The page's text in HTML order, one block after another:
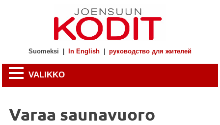
Suomeksi In English руководство для жителей
VALIKKO
Varaa saunavuoro